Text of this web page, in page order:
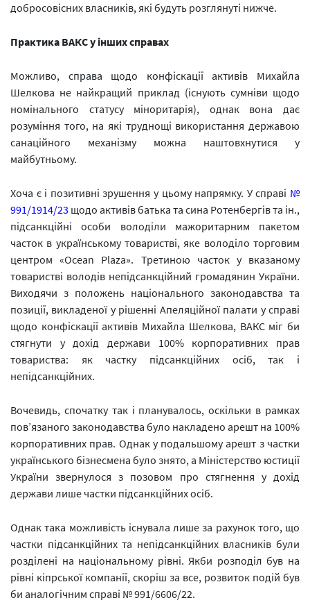
добросовісних власників, які будуть розглянуті нижче.
Практика ВАКС у інших справах
Можливо, справа щодо конфіскації активів Михайла
Шелкова не найкращий приклад (існують сумніви щодо
номінального статусу міноритарія), однак вона дає
розуміння того, на які труднощі використання державою
санаційного механізму можна наштовхнутися у
майбутньому.
Хоча є і позитивні зрушення у цьому напрямку. У справі №
991/1914/23 щодо активів батька та сина Ротенбергів та ін.,
підсанкційні особи володіли мажоритарним пакетом
часток в українському товаристві, яке володіло торговим
центром «Ocean Plaza». Третиною часток у вказаному
товаристві володів непідсанкційний громадянин України.
Виходячи з положень національного законодавства та
позиції, викладеної у рішенні Апеляційної палати у справі
щодо конфіскації активів Михайла Шелкова, ВАКС міг би
стягнути у дохід держави 100% корпоративних прав
товариства: як частку підсанкційних осіб, так і
непідсанкційних.
Вочевидь, спочатку так і планувалось, оскільки в рамках
пов’язаного законодавства було накладено арешт на 100%
корпоративних прав. Однак у подальшому арешт з частки
українського бізнесмена було знято, а Міністерство юстиції
України звернулося з позовом про стягнення у дохід
держави лише частки підсанкційних осіб.
Однак така можливість існувала лише за рахунок того, що
частки підсанкційних та непідсанкційних власників були
розділені на національному рівні. Якби розподіл був на
рівні кіпрської компанії, скоріш за все, розвиток подій був
би аналогічним справі № 991/6606/22.